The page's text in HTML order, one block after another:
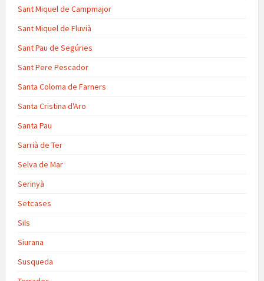
Sant Miquel de Campmajor
Sant Miquel de Fluvià
Sant Pau de Segúries
Sant Pere Pescador
Santa Coloma de Farners
Santa Cristina d'Aro
Santa Pau
Sarrià de Ter
Selva de Mar
Serinyà
Setcases
Sils
Siurana
Susqueda